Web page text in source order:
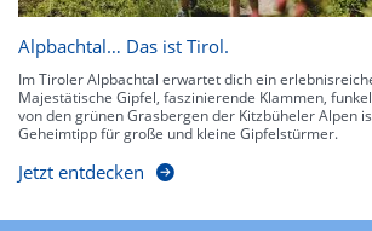
Alpbachtal… Das ist Tirol.
Im Tiroler Alpbachtal erwartet dich ein
Majestätische Gipfel, faszinierende Klammen,
von den grünen Grasbergen der Kitzbüheler Alpen
Geheimtipp für große und kleine Gipfelstürmer.
Jetzt entdecken